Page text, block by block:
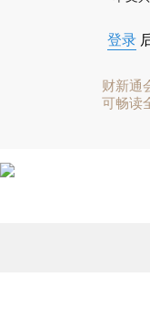
登录
财新通
可畅读